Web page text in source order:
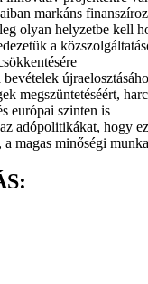
markáns
olyan helyzetbe kell
a
megszüntetéséért,
európai szinten is
adópolitikákat, hogy
a magas minőségi